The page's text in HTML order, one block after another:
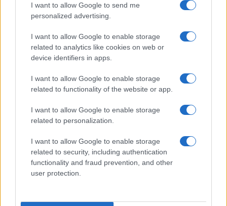
I want to allow Google to send me
personalized advertising.
I want to allow Google to enable storage
related to analytics like cookies on web or
device identifiers in apps.
I want to allow Google to enable storage
related to functionality of the website or app.
I want to allow Google to enable storage
related to personalization.
I want to allow Google to enable storage
related to security, including authentication
functionality and fraud prevention, and other
user protection.